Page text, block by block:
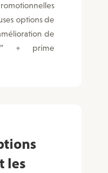
options de
de
+ prime
les